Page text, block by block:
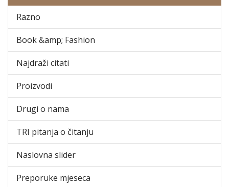
Razno
Book &amp; Fashion
Najdraži citati
Proizvodi
Drugi o nama
TRI pitanja o čitanju
Naslovna slider
Preporuke mjeseca